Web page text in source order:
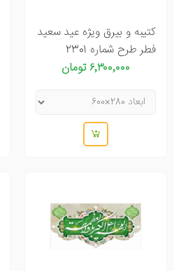
کتیبه و بیرق ویژه عید سعید
فطر طرح شماره 2301
۶٬۳۰۰٬۰۰۰ تومان